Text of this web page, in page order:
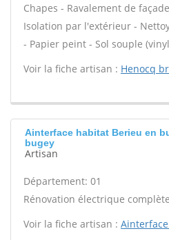
Chapes - Ravalement de
Isolation par l'extérieur -
- Papier peint - Sol souple
Voir la fiche artisan : Henocq
Ainterface habitat Berieu en
bugey
Artisan
Département: 01
Rénovation électrique
Voir la fiche artisan :